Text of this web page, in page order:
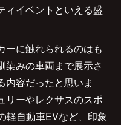
ィイベントといえる盛
ーに触れられるのはも
染みの車両まで展示さ
内容だったと思いま
リーやレクサスのスポ
軽自動車EVなど、印象